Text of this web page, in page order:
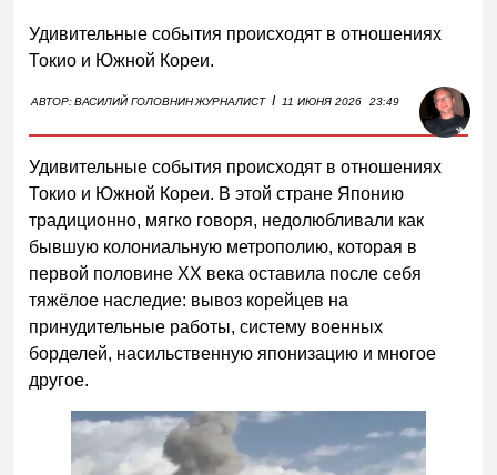
Удивительные события происходят в отношениях
Токио и Южной Кореи.
АВТОР:ВАСИЛИЙ ГОЛОВНИНЖУРНАЛИСТ I 11 ИЮНЯ 2026 23:49
Удивительные события происходят в отношениях
Токио и Южной Кореи. В этой стране Японию
традиционно, мягко говоря, недолюбливали как
бывшую колониальную метрополию, которая в
первой половине XX века оставила после себя
тяжёлое наследие: вывоз корейцев на
принудительные работы, систему военных
борделей, насильственную японизацию и многое
другое.